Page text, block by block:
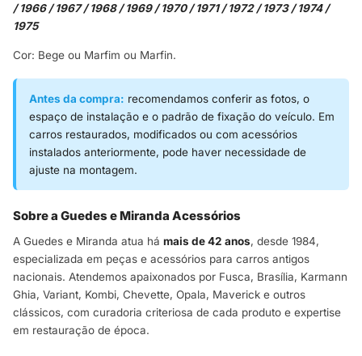
/ 1966 / 1967 / 1968 / 1969 / 1970 / 1971 / 1972 / 1973 / 1974 /
1975
Cor: Bege ou Marfim ou Marfin.
Antes da compra: recomendamos conferir as fotos, o
espaço de instalação e o padrão de fixação do veículo. Em
carros restaurados, modificados ou com acessórios
instalados anteriormente, pode haver necessidade de
ajuste na montagem.
Sobre a Guedes e Miranda Acessórios
A Guedes e Miranda atua há mais de 42 anos, desde 1984,
especializada em peças e acessórios para carros antigos
nacionais. Atendemos apaixonados por Fusca, Brasília, Karmann
Ghia, Variant, Kombi, Chevette, Opala, Maverick e outros
clássicos, com curadoria criteriosa de cada produto e expertise
em restauração de época.